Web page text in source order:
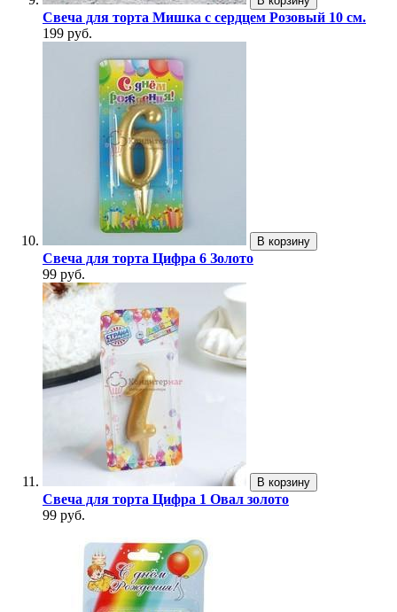
Свеча для торта Мишка с сердцем Розовый 10 см.
199 руб.
В корзину
Свеча для торта Цифра 6 Золото
99 руб.
В корзину
Свеча для торта Цифра 1 Овал золото
99 руб.